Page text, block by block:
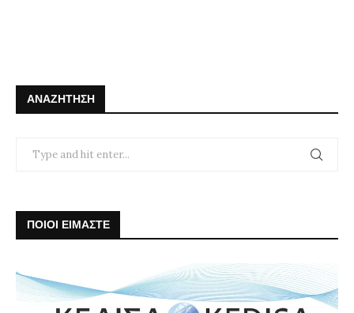
ΑΝΑΖΉΤΗΣΗ
ΠΟΙΟΙ ΕΙΜΑΣΤΕ